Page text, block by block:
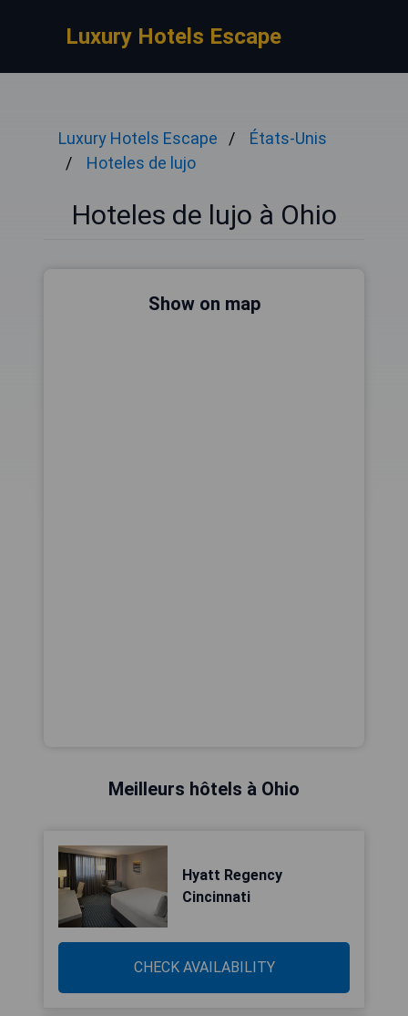
Luxury Hotels Escape
Luxury Hotels Escape
États-Unis
Hoteles de lujo
Hoteles de lujo à Ohio
Show on map
Meilleurs hôtels à Ohio
Hyatt Regency
Cincinnati
CHECK AVAILABILITY